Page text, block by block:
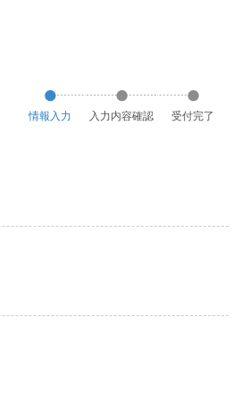
情報入力 入力内容確認 受付完了